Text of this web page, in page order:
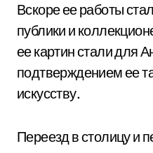
Вскоре ее работы
публики и
ее картин стали для
подтверждением ее
искусству.
Переезд в столицу и